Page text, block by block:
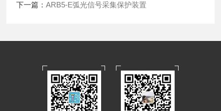
下一篇：ARB5-E弧光信号采集保护装置